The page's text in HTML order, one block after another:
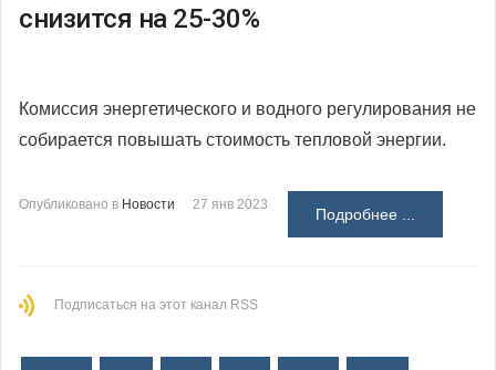
снизится на 25-30%
Комиссия энергетического и водного регулирования не
собирается повышать стоимость тепловой энергии.
Опубликовано в Новости 27 янв 2023
Подробнее ...
Подписаться на этот канал RSS